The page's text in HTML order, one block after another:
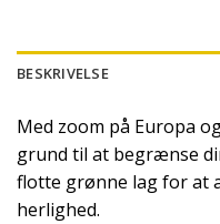
BESKRIVELSE
Med zoom på Europa
grund til at begrænse
flotte grønne lag for at
herlighed.